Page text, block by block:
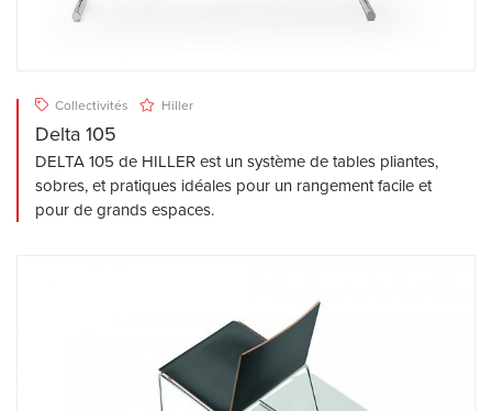
Collectivités Hiller
Delta 105
DELTA 105 de HILLER est un système de tables pliantes,
sobres, et pratiques idéales pour un rangement facile et
pour de grands espaces.